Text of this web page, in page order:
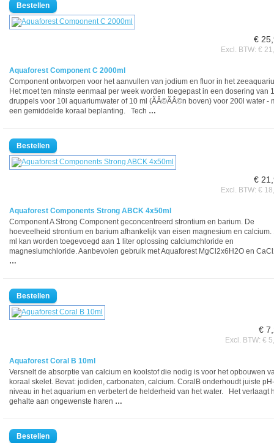
€
Excl. BTW: €
Aquaforest Component C 2000ml
Component ontworpen voor het aanvullen van jodium en fluor in het
Het moet ten minste eenmaal per week worden toegepast in een dosering van
druppels voor 10l aquariumwater of 10 ml (ÃÂ©ÃÂ©n boven) voor 200l water -
een gemiddelde koraal beplanting. Tech …
€
Excl. BTW: €
Aquaforest Components Strong ABCK 4x50ml
Component A Strong Component geconcentreerd strontium en barium. De
hoeveelheid strontium en barium afhankelijk van eisen magnesium en calcium.
ml kan worden toegevoegd aan 1 liter oplossing calciumchloride en
magnesiumchloride. Aanbevolen gebruik met Aquaforest MgCl2x6H2O en
…
€
Excl. BTW: €
Aquaforest Coral B 10ml
Versnelt de absorptie van calcium en koolstof die nodig is voor het opbouwen
koraal skelet. Bevat: jodiden, carbonaten, calcium. CoralB onderhoudt juiste pH-
niveau in het aquarium en verbetert de helderheid van het water. Het verlaagt
gehalte aan ongewenste haren …